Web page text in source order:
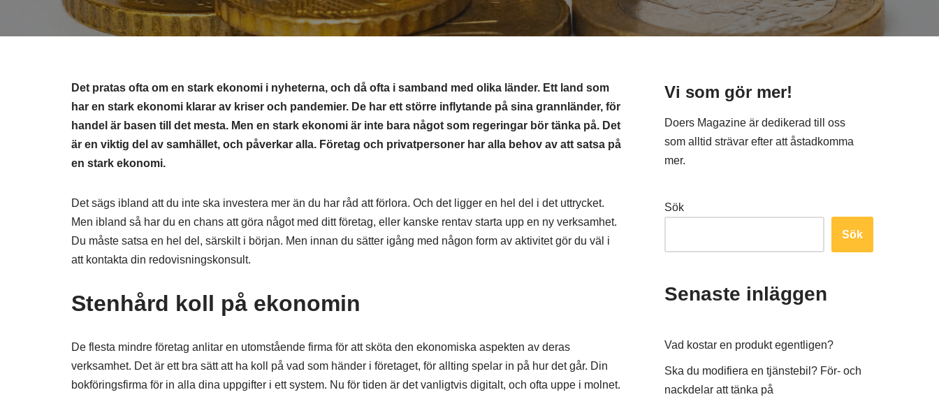
Det pratas ofta om en stark ekonomi i nyheterna, och då ofta i samband med olika länder. Ett land som
har en stark ekonomi klarar av kriser och pandemier. De har ett större inflytande på sina grannländer, för
handel är basen till det mesta. Men en stark ekonomi är inte bara något som regeringar bör tänka på. Det
är en viktig del av samhället, och påverkar alla. Företag och privatpersoner har alla behov av att satsa på
en stark ekonomi.
Det sägs ibland att du inte ska investera mer än du har råd att förlora. Och det ligger en hel del i det uttrycket.
Men ibland så har du en chans att göra något med ditt företag, eller kanske rentav starta upp en ny verksamhet.
Du måste satsa en hel del, särskilt i början. Men innan du sätter igång med någon form av aktivitet gör du väl i
att kontakta din redovisningskonsult.
Stenhård koll på ekonomin
De flesta mindre företag anlitar en utomstående firma för att sköta den ekonomiska aspekten av deras
verksamhet. Det är ett bra sätt att ha koll på vad som händer i företaget, för allting spelar in på hur det går. Din
bokföringsfirma för in alla dina uppgifter i ett system. Nu för tiden är det vanligtvis digitalt, och ofta uppe i molnet.
Vi som gör mer!
Doers Magazine är dedikerad till oss
som alltid strävar efter att åstadkomma
mer.
Sök
Sök
Senaste inläggen
Vad kostar en produkt egentligen?
Ska du modifiera en tjänstebil? För- och
nackdelar att tänka på